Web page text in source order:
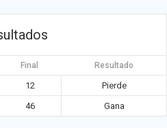
Final Resultado
12
Pierde
46 Gana